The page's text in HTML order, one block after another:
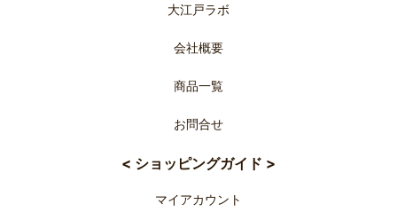
大江戸ラボ
会社概要
商品一覧
お問合せ
< ショッピングガイド >
マイアカウント